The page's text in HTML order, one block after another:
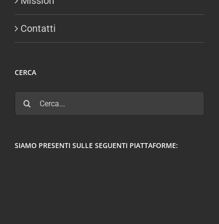
Contatti
CERCA
Cerca
per:
SIAMO PRESENTI SULLE SEGUENTI PIATTAFORME: